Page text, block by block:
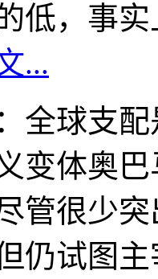
低，事
...
全球支
变体奥
管很少
仍试图